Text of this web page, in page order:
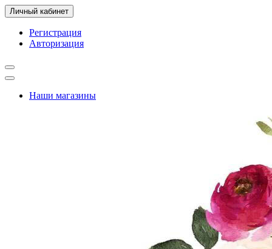
Личный кабинет
Регистрация
Авторизация
Наши магазины